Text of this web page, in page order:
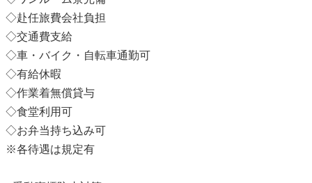
◇赴任旅費会社負担
◇交通費支給
◇車・バイク・自転車通勤可
◇有給休暇
◇作業着無償貸与
◇食堂利用可
◇お弁当持ち込み可
※各待遇は規定有